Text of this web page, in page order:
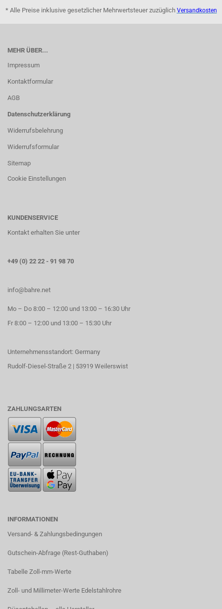
* Alle Preise inklusive gesetzlicher Mehrwertsteuer zuzüglich Versandkosten
MEHR ÜBER...
Impressum
Kontaktformular
AGB
Datenschutzerklärung
Widerrufsbelehrung
Widerrufsformular
Sitemap
Cookie Einstellungen
KUNDENSERVICE
Kontakt erhalten Sie unter
+49 (0) 22 22 - 91 98 70
info@bahre.net
Mo – Do 8:00 – 12:00 und 13:00 – 16:30 Uhr
Fr 8:00 – 12:00 und 13:00 – 15:30 Uhr
Unternehmensstandort: Germany
Rudolf-Diesel-Straße 2 | 53919 Weilerswist
ZAHLUNGSARTEN
INFORMATIONEN
Versand- & Zahlungsbedingungen​
Gutschein-Abfrage (Rest-Guthaben)
Tabelle Zoll-mm-Werte
Zoll- und Millimeter-Werte Edelstahlrohre